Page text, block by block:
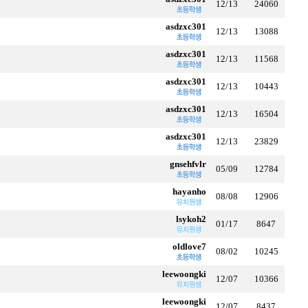
12/13 24060
asdzxc301 12/13 13088
asdzxc301 12/13 11568
asdzxc301 12/13 10443
asdzxc301 12/13 16504
asdzxc301 12/13 23829
gnsehfvlr 05/09 12784
hayanho 08/08 12906
lsykoh2 01/17 8647
oldlove7 08/02 10245
leewoongki 12/07 10366
leewoongki